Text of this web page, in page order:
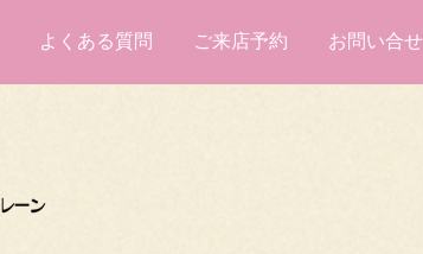
よくある質問 ご来店予約 お問い合せ